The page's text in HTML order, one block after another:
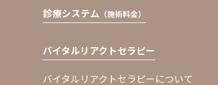
診療システム （施術料金）
バイタルリアクトセラピー
バイタルリアクトセラピーについて